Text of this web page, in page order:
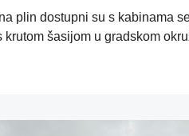
plin dostupni su s kabinama
krutom šasijom u gradskom